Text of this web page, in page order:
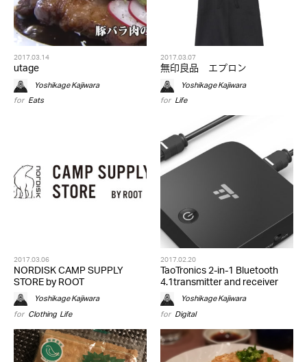
2017.03.14
utage
Yoshikage Kajiwara
for Eats
2017.03.07
無印良品 エプロン
Yoshikage Kajiwara
for Life
2017.03.06
NORDISK CAMP SUPPLY
STORE by ROOT
Yoshikage Kajiwara
for Clothing,Life
2017.02.20
TaoTronics 2-in-1 Bluetooth
4.1transmitter and receiver
Yoshikage Kajiwara
for Digital